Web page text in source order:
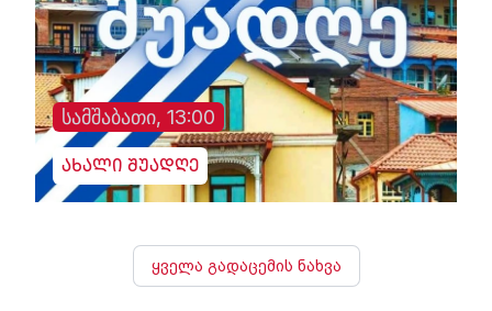
სამშაბათი, 13:00
ახალი შუადღე
ყველა გადაცემის ნახვა